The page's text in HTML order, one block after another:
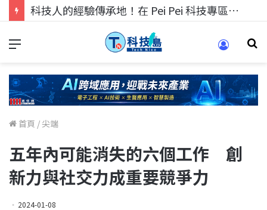
科技人的經驗傳承地！在 Pei Pei 科技專區，與學弟妹交流最硬核的技術
首頁 /尖端
五年內可能消失的六個工作 創
新力與社交力成重要競爭力
2024-01-08